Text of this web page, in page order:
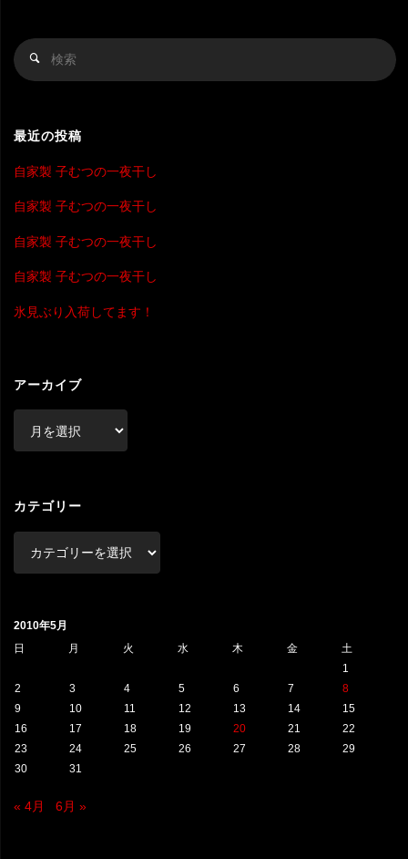
索
検
最近の投稿
自家製 子むつの一夜干し
自家製 子むつの一夜干し
自家製 子むつの一夜干し
自家製 子むつの一夜干し
氷見ぶり入荷してます！
アーカイブ
ブ
カテゴリー
ー
2010年5月
日
月 火 水 木 金
土
1
2
3 4 5 6 7
8
9
10 11 12 13 14
15
16
17 18 19 20 21
22
23
24 25 26 27 28
29
30
31
« 4月 6月 »